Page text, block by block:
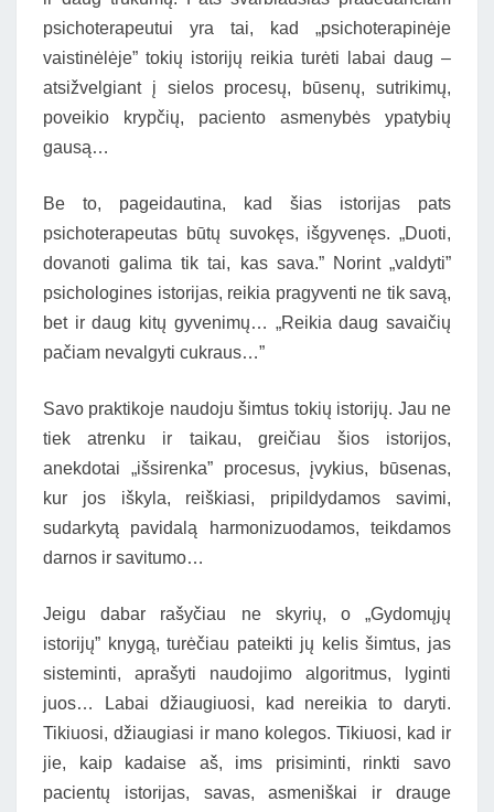
psichoterapeutui yra tai, kad „psichoterapinėje
vaistinėlėje” tokių istorijų reikia turėti labai daug –
atsižvelgiant į sielos procesų, būsenų, sutrikimų,
poveikio krypčių, paciento asmenybės ypatybių
gausą…
Be to, pageidautina, kad šias istorijas pats
psichoterapeutas būtų suvokęs, išgyvenęs. „Duoti,
dovanoti galima tik tai, kas sava.” Norint „valdyti”
psichologines istorijas, reikia pragyventi ne tik savą,
bet ir daug kitų gyvenimų… „Reikia daug savaičių
pačiam nevalgyti cukraus…”
Savo praktikoje naudoju šimtus tokių istorijų. Jau ne
tiek atrenku ir taikau, greičiau šios istorijos,
anekdotai „išsirenka” procesus, įvykius, būsenas,
kur jos iškyla, reiškiasi, pripildydamos savimi,
sudarkytą pavidalą harmonizuodamos, teikdamos
darnos ir savitumo…
Jeigu dabar rašyčiau ne skyrių, o „Gydomųjų
istorijų” knygą, turėčiau pateikti jų kelis šimtus, jas
sisteminti, aprašyti naudojimo algoritmus, lyginti
juos… Labai džiaugiuosi, kad nereikia to daryti.
Tikiuosi, džiaugiasi ir mano kolegos. Tikiuosi, kad ir
jie, kaip kadaise aš, ims prisiminti, rinkti savo
pacientų istorijas, savas, asmeniškai ir drauge